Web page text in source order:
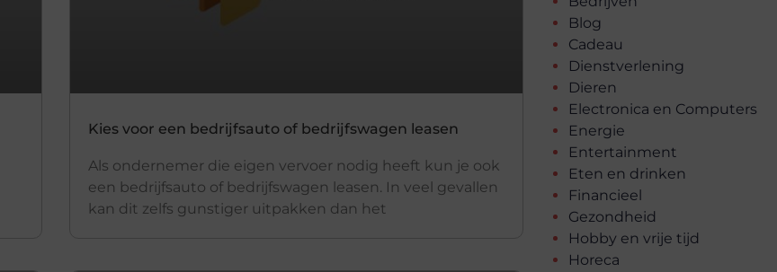
Kies voor een bedrijfsauto of bedrijfswagen leasen
Als ondernemer die eigen vervoer nodig heeft kun je ook
een bedrijfsauto of bedrijfswagen leasen. In veel gevallen
kan dit zelfs gunstiger uitpakken dan het
Blog
Cadeau
Dienstverlening
Dieren
Electronica en Computers
Energie
Entertainment
Eten en drinken
Financieel
Gezondheid
Hobby en vrije tijd
Horeca